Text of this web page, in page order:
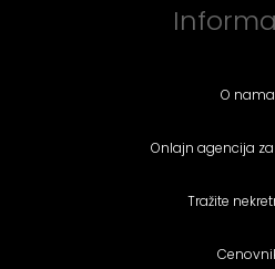
O nama
Onlajn agencija
Tražite